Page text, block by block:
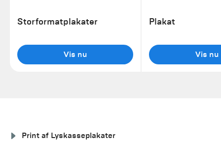
Storformatplakater
Vis nu
Plakat
Vis nu
Print af Lyskasseplakater